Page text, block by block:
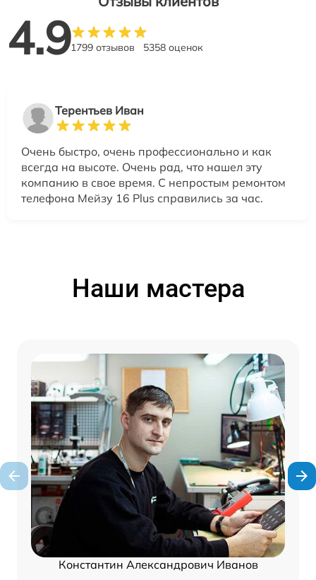
4.91799 отзывов 5358 оценок
Терентьев Иван
Очень быстро, очень профессионально и как
всегда на высоте. Очень рад, что нашел эту
компанию в свое время. С непростым ремонтом
телефона Мейзу 16 Plus справились за час.
Наши мастера
Константин Александрович Иванов